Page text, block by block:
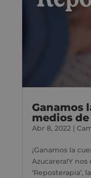
Ganamos
medios
Abr 8, 2022|
¡Ganamos la
Azucarera!Y
‘Reposterapia’,